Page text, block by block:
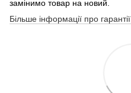
замінимо товар на новий.
Більше інформації про гарантії